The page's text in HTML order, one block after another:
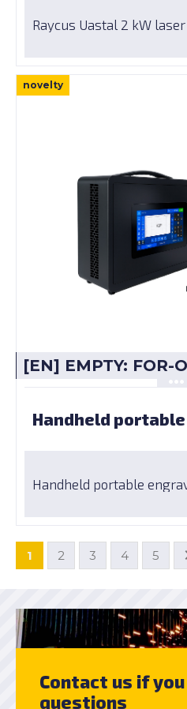
Raycus Uastal 2 kW
novelty
[EN] EMPTY: FOR-
Handheld
Handheld portable
1 2 3 4 5
Contact us if
questions